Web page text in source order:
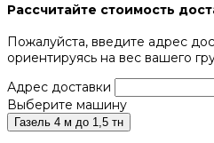
Рассчитайте стоимость
Пожалуйста, введите адрес
ориентируясь на вес вашего
Адрес доставки
Выберите машину
Газель 4 м до 1,5 тн